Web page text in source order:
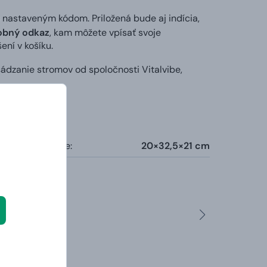
kódom. Priložená bude aj indícia,
odkaz, kam môžete vpísať svoje
v košíku.
stromov od spoločnosti Vitalvibe,
truhlice: 20×32,5×21 cm